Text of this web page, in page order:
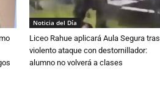
Noticia del Día
Liceo Rahue aplicará Aula Segura tras
violento ataque con destornillador:
alumno no volverá a clases